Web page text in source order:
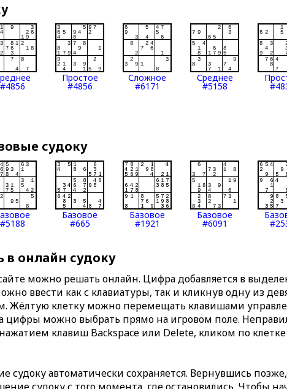
#4856
Простое
#4856
Сложное
#6171
Среднее
#5158
судоку
#5188
Базовое
#665
Базовое
#1921
Базовое
#6091
в онлайн судоку
можно решать онлайн. Цифра добавляется в
ввести как с клавиатуры, так и кликнув одну из
Жёлтую клетку можно перемещать клавишами
цифры можно выбрать прямо на игровом поле.
клавиш Backspace или Delete, кликом по
судоку автоматически сохраняется. Вернувшись